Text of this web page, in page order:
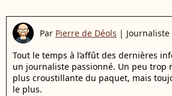
Par Pierre de Déols | Journaliste
Tout le temps à l’affût des dernières
un journaliste passionné. Un peu trop
plus croustillante du paquet, mais
le plus.